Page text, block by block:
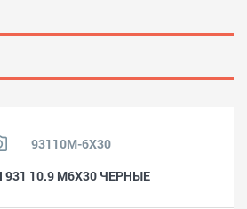
93110M-6X30
931 10.9 M6X30 ЧЕРНЫЕ